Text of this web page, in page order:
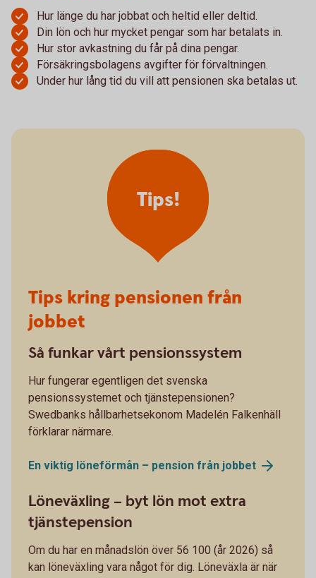
Hur länge du har jobbat och heltid eller deltid.
Din lön och hur mycket pengar som har betalats in.
Hur stor avkastning du får på dina pengar.
Försäkringsbolagens avgifter för förvaltningen.
Under hur lång tid du vill att pensionen ska betalas ut.
Tips!
Tips kring pensionen från
jobbet
Så funkar vårt pensionssystem
Hur fungerar egentligen det svenska
pensionssystemet och tjänstepensionen?
Swedbanks hållbarhetsekonom Madelén Falkenhäll
förklarar närmare.
En viktig löneförmån – pension från jobbet
Löneväxling – byt lön mot extra
tjänstepension
Om du har en månadslön över 56 100 (år 2026) så
kan löneväxling vara något för dig. Löneväxla är när